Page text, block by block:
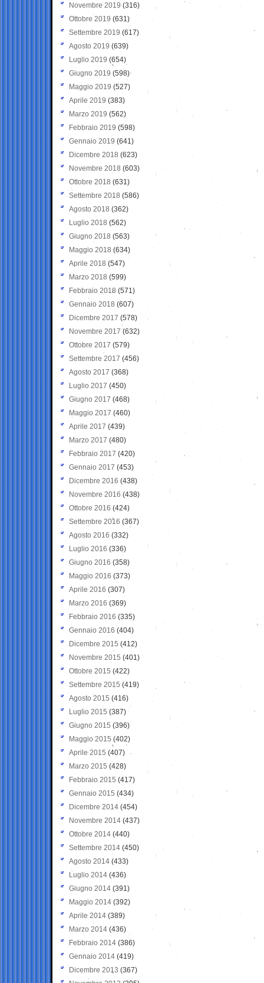
Novembre 2019 (316)
Ottobre 2019 (631)
Settembre 2019 (617)
Agosto 2019 (639)
Luglio 2019 (654)
Giugno 2019 (598)
Maggio 2019 (527)
Aprile 2019 (383)
Marzo 2019 (562)
Febbraio 2019 (598)
Gennaio 2019 (641)
Dicembre 2018 (623)
Novembre 2018 (603)
Ottobre 2018 (631)
Settembre 2018 (586)
Agosto 2018 (362)
Luglio 2018 (562)
Giugno 2018 (563)
Maggio 2018 (634)
Aprile 2018 (547)
Marzo 2018 (599)
Febbraio 2018 (571)
Gennaio 2018 (607)
Dicembre 2017 (578)
Novembre 2017 (632)
Ottobre 2017 (579)
Settembre 2017 (456)
Agosto 2017 (368)
Luglio 2017 (450)
Giugno 2017 (468)
Maggio 2017 (460)
Aprile 2017 (439)
Marzo 2017 (480)
Febbraio 2017 (420)
Gennaio 2017 (453)
Dicembre 2016 (438)
Novembre 2016 (438)
Ottobre 2016 (424)
Settembre 2016 (367)
Agosto 2016 (332)
Luglio 2016 (336)
Giugno 2016 (358)
Maggio 2016 (373)
Aprile 2016 (307)
Marzo 2016 (369)
Febbraio 2016 (335)
Gennaio 2016 (404)
Dicembre 2015 (412)
Novembre 2015 (401)
Ottobre 2015 (422)
Settembre 2015 (419)
Agosto 2015 (416)
Luglio 2015 (387)
Giugno 2015 (396)
Maggio 2015 (402)
Aprile 2015 (407)
Marzo 2015 (428)
Febbraio 2015 (417)
Gennaio 2015 (434)
Dicembre 2014 (454)
Novembre 2014 (437)
Ottobre 2014 (440)
Settembre 2014 (450)
Agosto 2014 (433)
Luglio 2014 (436)
Giugno 2014 (391)
Maggio 2014 (392)
Aprile 2014 (389)
Marzo 2014 (436)
Febbraio 2014 (386)
Gennaio 2014 (419)
Dicembre 2013 (367)